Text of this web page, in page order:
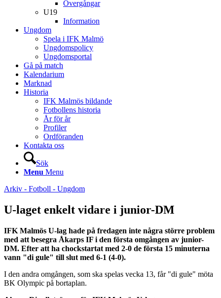
Övergångar
U19
Information
Ungdom
Spela i IFK Malmö
Ungdomspolicy
Ungdomsportal
Gå på match
Kalendarium
Marknad
Historia
IFK Malmös bildande
Fotbollens historia
År för år
Profiler
Ordföranden
Kontakta oss
Sök
Menu Menu
Arkiv - Fotboll - Ungdom
U-laget enkelt vidare i junior-DM
IFK Malmös U-lag hade på fredagen inte några större problem
med att besegra Åkarps IF i den första omgången av junior-
DM. Efter att ha chockstartat med 2-0 de första 15 minuterna
vann "di gule" till slut med 6-1 (4-0).
I den andra omgången, som ska spelas vecka 13, får "di gule" möta
BK Olympic på bortaplan.